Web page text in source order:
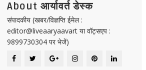
About आर्यावर्त डेस्क
संपादकीय (खबर/विज्ञप्ति ईमेल :
editor@liveaaryaavart या वॉट्सएप :
9899730304 पर भेजें)